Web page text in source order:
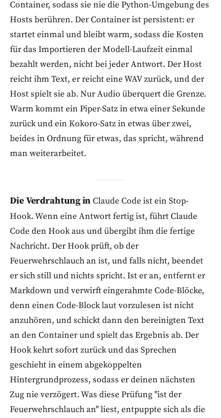
Container, sodass sie nie die Python-Umgebung des
Hosts berühren. Der Container ist persistent: er
startet einmal und bleibt warm, sodass die Kosten
für das Importieren der Modell-Laufzeit einmal
bezahlt werden, nicht bei jeder Antwort. Der Host
reicht ihm Text, er reicht eine WAV zurück, und der
Host spielt sie ab. Nur Audio überquert die Grenze.
Warm kommt ein Piper-Satz in etwa einer Sekunde
zurück und ein Kokoro-Satz in etwas über zwei,
beides in Ordnung für etwas, das spricht, während
man weiterarbeitet.
Die Verdrahtung inClaude Code ist ein Stop-
Hook. Wenn eine Antwort fertig ist, führt Claude
Code den Hook aus und übergibt ihm die fertige
Nachricht. Der Hook prüft, ob der
Feuerwehrschlauch an ist, und falls nicht, beendet
er sich still und nichts spricht. Ist er an, entfernt er
Markdown und verwirft eingerahmte Code-Blöcke,
denn einen Code-Block laut vorzulesen ist nicht
anzuhören, und schickt dann den bereinigten Text
an den Container und spielt das Ergebnis ab. Der
Hook kehrt sofort zurück und das Sprechen
geschieht in einem abgekoppelten
Hintergrundprozess, sodass er deinen nächsten
Zug nie verzögert. Was diese Prüfung "ist der
Feuerwehrschlauch an" liest, entpuppte sich als die